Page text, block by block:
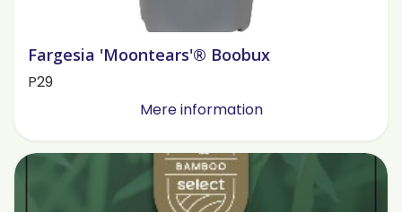
Fargesia 'Moontears'® Boobux
P29
Mere information